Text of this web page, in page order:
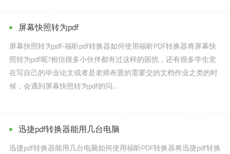
屏幕快照转为pdf
屏幕快照转为pdf-福昕pdf转换器如何使用福昕PDF转换器将屏幕快
照转为pdf呢?相信很多小伙伴都有过这样的困扰，还有很多学生党
在写自己的毕业论文或者是老师布置的需要交的文档作业之类的时
候，会遇到屏幕快照转为pdf的问...
迅捷pdf转换器能用几台电脑
迅捷pdf转换器能用几台电脑如何使用福昕PDF转换器将迅捷pdf转换